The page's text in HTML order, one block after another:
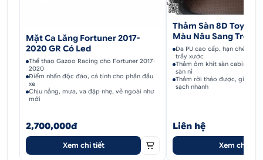
Mặt Ca Lăng Fortuner 2017-
2020 GR Có Led
Thể thao Gazoo Racing cho Fortuner 2017-
2020
Điểm nhấn độc đáo, cá tính cho phần đầu
xe
Chịu nắng, mưa, va đập nhẹ, vẻ ngoài như
mới
2,700,000đ
Xem chi tiết
Thảm Sàn 8D Toyota
Màu Nâu Sang Trọng
Da PU cao cấp, hạn chế
trầy xước
Thảm ôm khít sàn cabin,
sàn nỉ
Thảm rời tháo được, giũ bùn
sạch nhanh
Liên hệ
Xem chi tiết